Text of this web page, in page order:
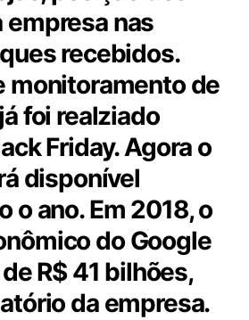
nas
recebidos.
monitoramento de
foi realziado
Friday. Agora o
disponível
o ano. Em 2018, o
do Google
R$ 41 bilhões,
da empresa.